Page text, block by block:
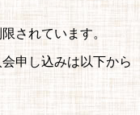
されています。
申し込みは以下から